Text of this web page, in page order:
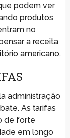
podem ver
produtos
no
a receita
americano.
administração
As tarifas
de forte
em longo